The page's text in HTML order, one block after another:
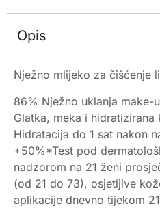
Opis
Nježno mlijeko za čišćenje
86% Nježno uklanja make-
Glatka, meka i hidratizirana
Hidratacija do 1 sat nakon
+50%*Test pod
nadzorom na 21 ženi
(od 21 do 73), osjetljive
aplikacije dnevno tijekom